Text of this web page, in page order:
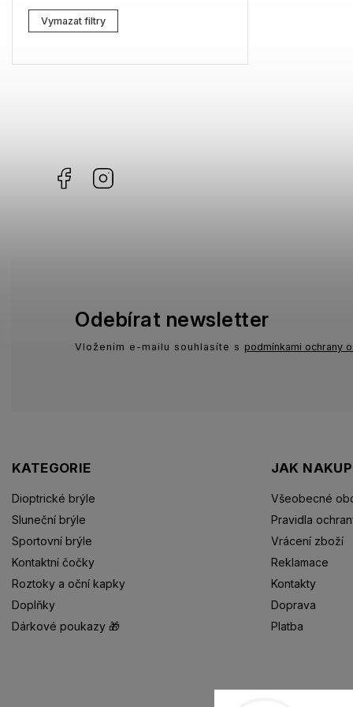
Lacoste
Marc Jacobs
Vymazat filtry
Facebook
KATEGORIE
Dioptrické brýle
Sluneční brýle
Sportovní brýle
Kontaktní čočky
Roztoky a oční kapky
Doplňky
Dárkové poukazy 🎁
JAK
Všeobecné
Pravidla
Vrácení zboží
Reklamace
Kontakty
Doprava
Platba
Odebírat newsletter
Vložením e-mailu souhlasíte s podmínkami ochrany